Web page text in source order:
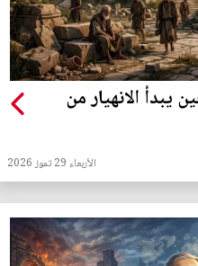
الانهيار من
الأربعاء 29 تموز 2026